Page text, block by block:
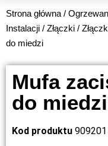
Strona główna /
Instalacji / Złączki /
do miedzi
Mufa
do miedzi
Kod produktu 909201